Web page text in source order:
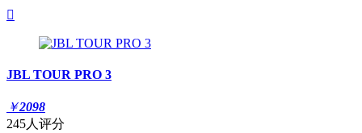

JBL TOUR PRO 3
￥2098
245人评分